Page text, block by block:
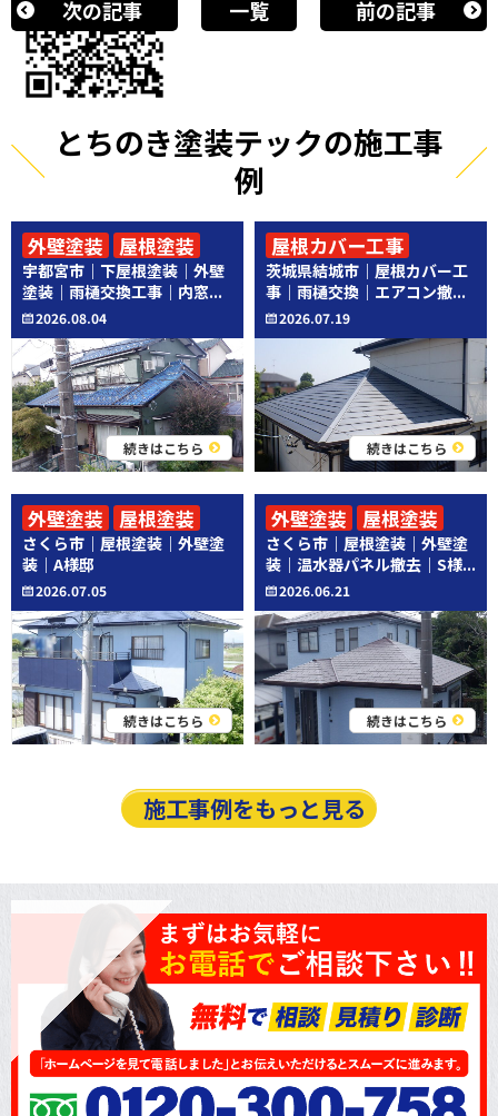
次の記事 一覧 前の記事
とちのき塗装テックの施工事
例
宇都宮市｜下屋根塗装｜外壁
塗装｜雨樋交換工事｜内窓...
2026.08.04
続きはこちら
外壁塗装
屋根塗装
その他工事
茨城県結城市｜屋根カバー工
事｜雨樋交換｜エアコン撤...
2026.07.19
続きはこちら
屋根カバー工事
その他工事
さくら市｜屋根塗装｜外壁塗
装｜A様邸
2026.07.05
続きはこちら
外壁塗装 屋根塗装
さくら市｜屋根塗装｜外壁塗
装｜温水器パネル撤去｜S様...
2026.06.21
続きはこちら
外壁塗装
屋根塗装
その他工事
施工事例をもっと見る